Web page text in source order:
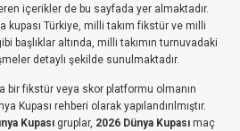
içerikler de bu sayfada yer almaktadır.
kupası Türkiye, milli takım fikstür ve milli
başlıklar altında, milli takımın turnuvadaki
detaylı şekilde sunulmaktadır.
bir fikstür veya skor platformu olmanın
Kupası rehberi olarak yapılandırılmıştır.
Kupasıgruplar, 2026 Dünya Kupasımaç